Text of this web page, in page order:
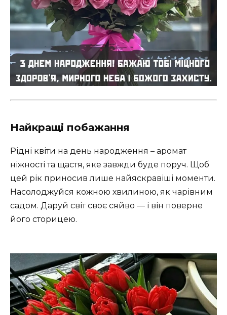
Найкращі побажання
Рідні квіти на день народження – аромат
ніжності та щастя, яке завжди буде поруч. Щоб
цей рік приносив лише найяскравіші моменти.
Насолоджуйся кожною хвилиною, як чарівним
садом. Даруй світ своє сяйво — і він поверне
його сторицею.